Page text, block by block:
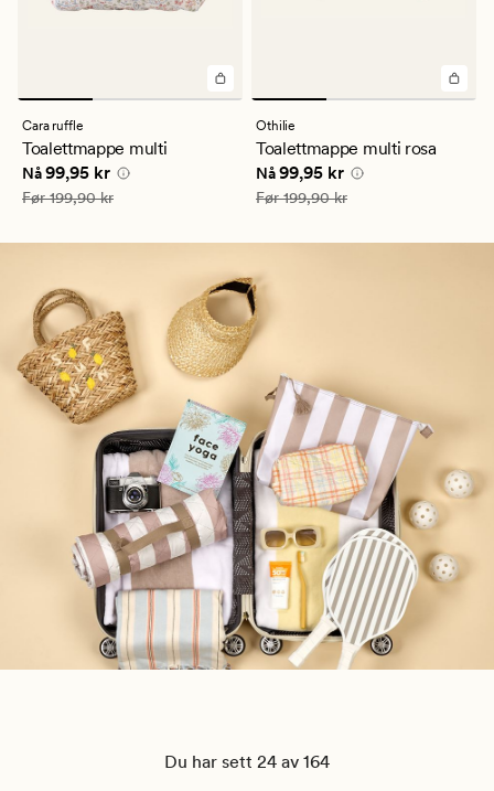
Cara ruffle
Toalettmappe multi
Nåværende pris
Nå99,95 kr
Vanlig pris 199,90 kr
Før199,90 kr
Othilie
Toalettmappe multi rosa
Nåværende pris
Nå99,95 kr
Vanlig pris 199,90 kr
Før199,90 kr
Du har sett 24 av 164